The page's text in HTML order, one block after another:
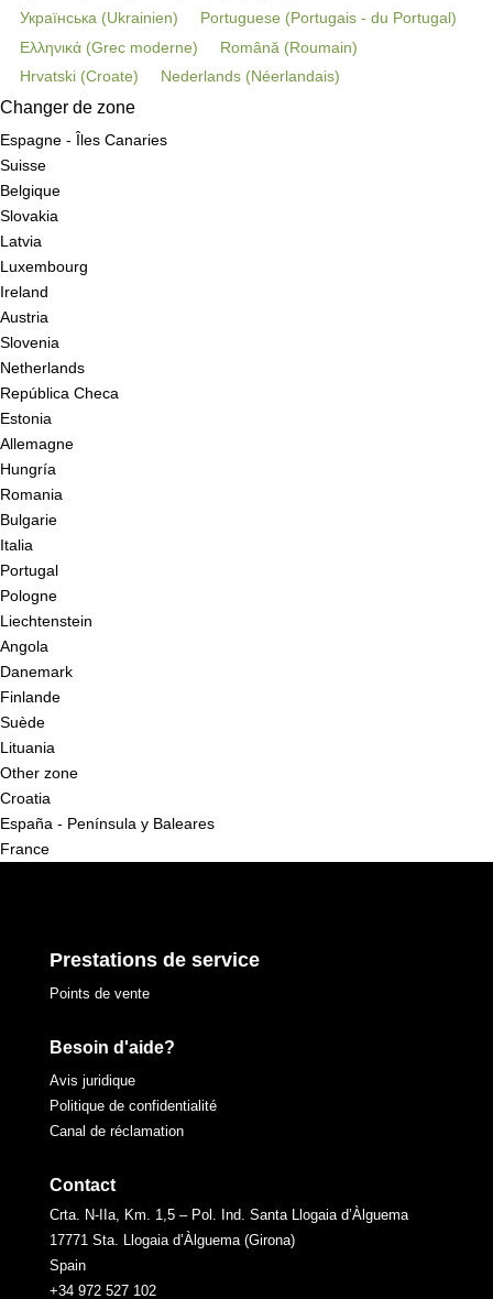
Українська (Ukrainien) Portuguese (Portugais - du Portugal)
Ελληνικά (Grec moderne) Română (Roumain)
Hrvatski (Croate) Nederlands (Néerlandais)
Changer de zone
Espagne - Îles Canaries
Suisse
Belgique
Slovakia
Latvia
Luxembourg
Ireland
Austria
Slovenia
Netherlands
República Checa
Estonia
Allemagne
Hungría
Romania
Bulgarie
Italia
Portugal
Pologne
Liechtenstein
Angola
Danemark
Finlande
Suède
Lituania
Other zone
Croatia
España - Península y Baleares
France
Prestations de service
Points de vente
Besoin d'aide?
Avis juridique
Politique de confidentialité
Canal de réclamation
Contact
Crta. N-IIa, Km. 1,5 – Pol. Ind. Santa Llogaia d’Àlguema
17771 Sta. Llogaia d’Àlguema (Girona)
Spain
+34 972 527 102